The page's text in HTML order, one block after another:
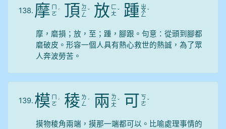
138. 摩 ㄇ
ㄛ ˊ 頂 ㄉ
ㄧ
ㄥ
ˇ 放 ㄈ
ㄤ ˇ 踵 ㄓ
ㄨ
ㄥ
ˇ
摩，磨損；放，至；踵，腳跟。句意：從頭到腳都
磨破皮。形容一個人具有熱心救世的熱誠，為了眾
人奔波勞苦。
139. 模 ㄇ
ㄛ ˊ 稜 ㄌ
ㄥ ˊ 兩 ㄌ
ㄧ
ㄤ
ˇ 可 ㄎ
ㄜ ˇ
摸物稜角兩端，摸那一端都可以。比喻處理事情的